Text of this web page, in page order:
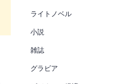
ライトノベル
小説
雑誌
グラビア